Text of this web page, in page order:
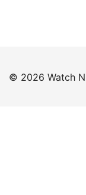
© 2026 Watch